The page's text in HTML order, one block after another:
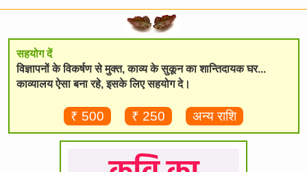
सहयोग दें
विज्ञापनों के विकर्षण से मुक्त, काव्य के सुकून का शान्तिदायक घर...
काव्यालय ऐसा बना रहे, इसके लिए सहयोग दे।
₹ 500 ₹ 250 अन्य राशि